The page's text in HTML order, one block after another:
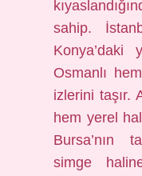
sahip.
Konya’daki
Osmanlı
izlerini taşır.
hem yerel
Bursa’nın
simge